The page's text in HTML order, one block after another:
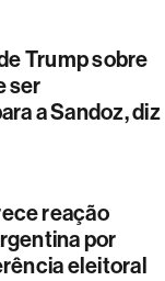
Trump sobre
ser
a Sandoz, diz
reação
por
eleitoral